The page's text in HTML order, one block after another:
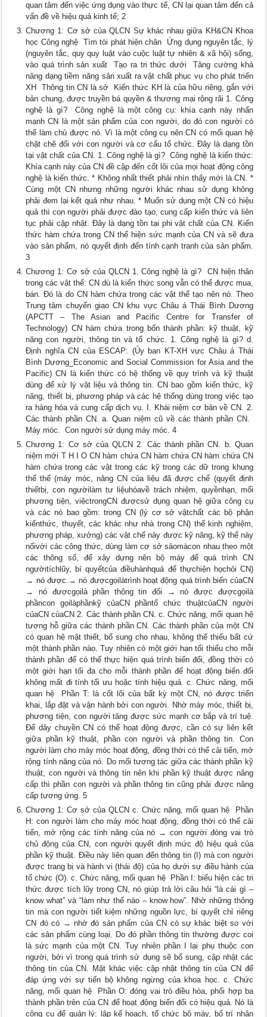
quan tâm đến việc ứng dụng vào thực tế, CN lại quan tâm đến cả
vấn đề về hiệu quả kinh tế; 2
Chương 1: Cơ sở của QLCN Sự khác nhau giữa KH&CN Khoa
học Công nghệ  Tìm tòi phát hiện chân  Ứng dụng nguyên tắc, lý
(nguyên tắc, quy quy luật vào cuộc luật tự nhiên & xã hội) sống,
vào quá trình sản xuất  Tạo ra tri thức dưới  Tăng cường khả
năng dạng tiềm năng sản xuất ra vật chất phục vụ cho phát triển
XH  Thông tin CN là sở  Kiến thức KH là của hữu riêng, gắn với
bản chung, được truyền bá quyền & thương mại rộng rãi 1. Công
nghệ là gì?  Công nghệ là một công cụ: khía cạnh này nhấn
mạnh CN là một sản phẩm của con người, do đó con người có
thể làm chủ được nó. Vì là một công cụ nên CN có mối quan hệ
chặt chẽ đối với con người và cơ cấu tổ chức. Đây là dạng tồn
tại vật chất của CN. 1. Công nghệ là gì?  Công nghệ là kiến thức:
Khía cạnh này của CN đề cập đến cốt lõi của mọi hoạt động công
nghệ là kiến thức. * Không nhất thiết phải nhìn thấy mới là CN. *
Cùng một CN nhưng những người khác nhau sử dụng không
phải đem lại kết quả như nhau. * Muốn sử dụng một CN có hiệu
quả thì con người phải được đào tạo, cung cấp kiến thức và liên
tục phải cập nhật. Đây là dạng tồn tại phi vật chất của CN. Kiến
thức hàm chứa trong CN thể hiện sức mạnh của CN và sẽ đưa
vào sản phẩm, nó quyết định đến tính cạnh tranh của sản phẩm.
3
Chương 1: Cơ sở của QLCN 1. Công nghệ là gì?  CN hiện thân
trong các vật thể: CN dù là kiến thức song vẫn có thể được mua,
bán. Đó là do CN hàm chứa trong các vật thể tạo nên nó. Theo
Trung tâm chuyển giao CN khu vực Châu á Thái Bình Dương
(APCTT – The Asian and Pacific Centre for Transfer of
Technology) CN hàm chứa trong bốn thành phần: kỹ thuật, kỹ
năng con người, thông tin và tổ chức. 1. Công nghệ là gì? d.
Định nghĩa CN của ESCAP: (Ủy ban KT-XH vực Châu á Thái
Bình Dương_Economic and Social Commission for Asia and the
Pacific) CN là kiến thức có hệ thống về quy trình và kỹ thuật
dùng để xử lý vật liệu và thông tin. CN bao gồm kiến thức, kỹ
năng, thiết bị, phương pháp và các hệ thống dùng trong việc tạo
ra hàng hóa và cung cấp dịch vụ. I. Khái niệm cơ bản về CN. 2.
Các thành phần CN. a. Quan niệm cũ về các thành phần CN. 
Máy móc.  Con người sử dụng máy móc. 4
Chương 1: Cơ sở của QLCN 2. Các thành phần CN. b. Quan
niệm mới T H I O CN hàm chứa CN hàm chứa CN hàm chứa CN
hàm chứa trong các vật trong các kỹ trong các dữ trong khung
thể thể (máy móc, năng CN của liệu đã được chế (quyết định
thiếtbị, con ngườilàm tư liệuhóavề trách nhiệm, quyềnhạn, mối
phương tiện, việctrongCN đượcsử dụng quan hệ giữa công cụ
và các nó bao gồm: trong CN (lý cơ sở vậtchất các bộ phận
kiếnthức, thuyết, các khác như nhà trong CN) thể kinh nghiệm,
phương pháp, xưởng) các vật chế này được kỹ năng, kỹ thể này
nốivới các công thức, dùng làm cơ sở sảomàcon nhau theo một
các thông số, để xây dựng nên bộ máy để quá trình CN
ngườitíchlũy, bí quyếtcủa điềuhànhquá để thựchiện họchỏi CN)
→ nó được.→ nó đượcgọilàtrình hoạt động quá trình biến củaCN
→ nó đượcgọilà phần thông tin đổi → nó được đượcgọilà
phầncon gọilàphầnkỹ củaCN phầntổ chức thuậtcủaCN người
củaCN củaCN 2. Các thành phần CN. c. Chức năng, mối quan hệ
tương hỗ giữa các thành phần CN. Các thành phần của một CN
có quan hệ mật thiết, bổ sung cho nhau, không thể thiếu bất cứ
một thành phần nào. Tuy nhiên có một giới hạn tối thiểu cho mỗi
thành phần để có thể thực hiện quá trình biến đổi, đồng thời có
một giới hạn tối đa cho mỗi thành phần để hoạt động biến đổi
không mất đi tính tối ưu hoặc tính hiệu quả. c. Chức năng, mối
quan hệ  Phần T: là cốt lõi của bất kỳ một CN, nó được triển
khai, lắp đặt và vận hành bởi con người. Nhờ máy móc, thiết bị,
phương tiện, con người tăng được sức mạnh cơ bắp và trí tuệ.
Để dây chuyền CN có thể hoạt động được, cần có sự liên kết
giữa phần kỹ thuật, phần con người và phần thông tin. Con
người làm cho máy móc hoạt động, đồng thời có thể cải tiến, mở
rộng tính năng của nó. Do mối tương tác giữa các thành phần kỹ
thuật, con người và thông tin nên khi phần kỹ thuật được nâng
cấp thì phần con người và phần thông tin cũng phải được nâng
cấp tương ứng. 5
Chương 1: Cơ sở của QLCN c. Chức năng, mối quan hệ  Phần
H: con người làm cho máy móc hoạt động, đồng thời có thể cải
tiến, mở rộng các tính năng của nó → con người đóng vai trò
chủ động của CN, con người quyết định mức độ hiệu quả của
phần kỹ thuật. Điều này liên quan đến thông tin (I) mà con người
được trang bị và hành vi (thái độ) của họ dưới sự điều hành của
tổ chức (O). c. Chức năng, mối quan hệ  Phần I: biểu hiện các tri
thức được tích lũy trong CN, nó giúp trả lời câu hỏi “là cái gì –
know what” và “làm như thế nào – know how”. Nhờ những thông
tin mà con người tiết kiệm những nguồn lực, bí quyết chỉ riêng
CN đó có → nhờ đó sản phẩm của CN có sự khác biệt so với
các sản phẩm cùng loại. Do đó phần thông tin thường được coi
là sức mạnh của một CN. Tuy nhiên phần I lại phụ thuộc con
người, bởi vì trong quá trình sử dụng sẽ bổ sung, cập nhật các
thông tin của CN. Mặt khác việc cập nhật thông tin của CN để
đáp ứng với sự tiến bộ không ngừng của khoa học. c. Chức
năng, mối quan hệ  Phần O: đóng vai trò điều hòa, phối hợp ba
thành phần trên của CN để hoạt động biến đổi có hiệu quả. Nó là
công cụ để quản lý: lập kế hoạch, tổ chức bộ máy, bố trí nhân